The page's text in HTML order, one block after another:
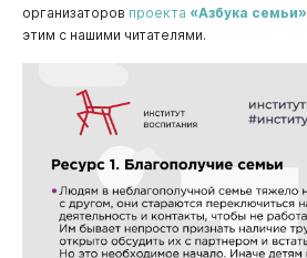
организаторов проекта «Азбука семьи»
этим с нашими читателями.